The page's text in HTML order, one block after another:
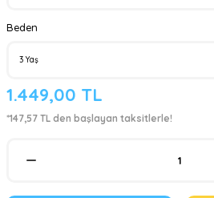
Beden
1.449,00 TL
*147,57 TL den başlayan taksitlerle!